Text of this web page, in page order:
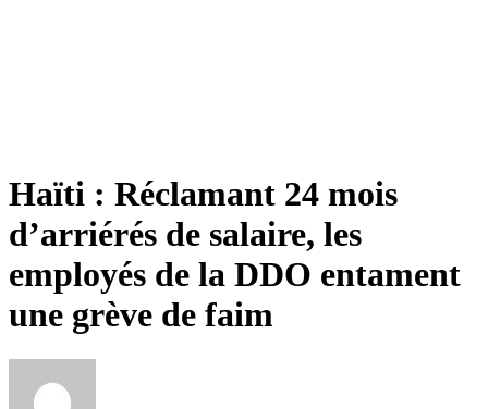
Haïti : Réclamant 24 mois
d’arriérés de salaire, les
employés de la DDO entament
une grève de faim